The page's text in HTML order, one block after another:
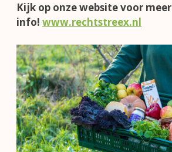
Kijk op onze website voor meer
info! www.rechtstreex.nl